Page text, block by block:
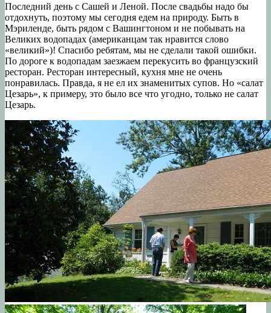
Последний день с Сашей и Леной. После свадьбы надо бы
отдохнуть, поэтому мы сегодня едем на природу. Быть в
Мэриленде, быть рядом с Вашингтоном и не побывать на
Великих водопадах (американцам так нравится слово
«великий»)! Спасибо ребятам, мы не сделали такой ошибки.
По дороге к водопадам заезжаем перекусить во французский
ресторан. Ресторан интересный, кухня мне не очень
понравилась. Правда, я не ел их знаменитых супов. Но «салат
Цезарь», к примеру, это было все что угодно, только не салат
Цезарь.